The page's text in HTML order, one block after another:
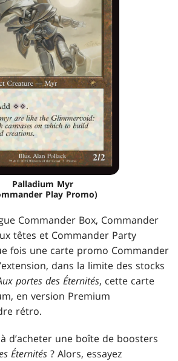
Palladium Myr
Play Promo)
Commander Box, Commander
têtes et Commander Party
fois une carte promo Commander
dans la limite des stocks
portes des Éternités, cette carte
en version Premium
rétro.
d’acheter une boîte de boosters
Éternités ? Alors, essayez